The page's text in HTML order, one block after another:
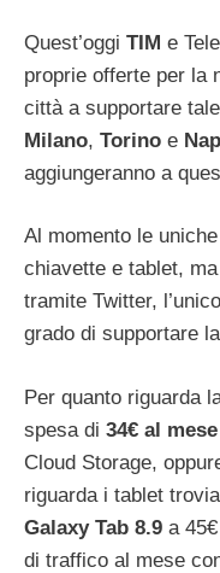
Quest’oggi TIM e
proprie offerte per la
città a supportare
Milano, Torino e
aggiungeranno a
Al momento le
chiavette e tablet,
tramite Twitter,
grado di supportare
Per quanto riguarda
spesa di 34€ al mese
Cloud Storage,
riguarda i tablet
Galaxy Tab 8.9 a
di traffico al mese